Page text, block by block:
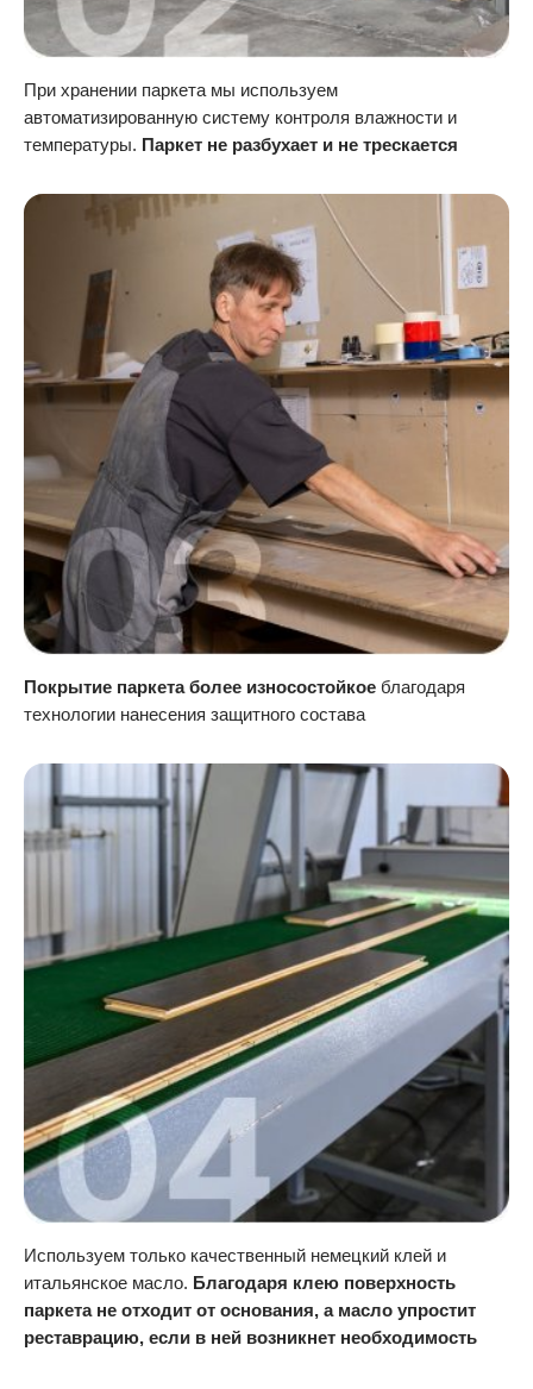
При хранении паркета мы используем
автоматизированную систему контроля влажности и
температуры. Паркет не разбухает и не трескается
Покрытие паркета более износостойкое благодаря
технологии нанесения защитного состава
Используем только качественный немецкий клей и
итальянское масло. Благодаря клею поверхность
паркета не отходит от основания, а масло упростит
реставрацию, если в ней возникнет необходимость